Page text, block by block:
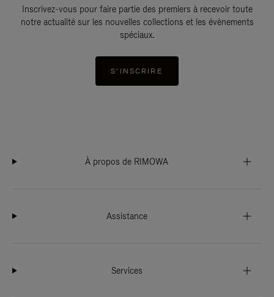
Inscrivez-vous pour faire partie des premiers à recevoir toute
notre actualité sur les nouvelles collections et les évènements
spéciaux.
S'INSCRIRE
À propos de RIMOWA
Assistance
Services